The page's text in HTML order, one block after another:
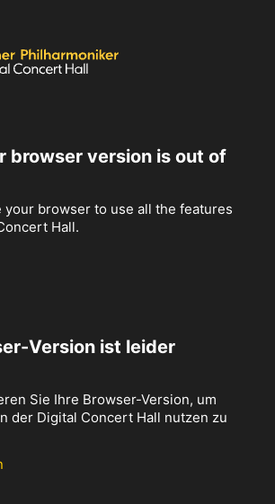
browser version is out of
your browser to use all the features
Hall.
Version ist leider
Sie Ihre Browser-Version, um
der Digital Concert Hall nutzen zu